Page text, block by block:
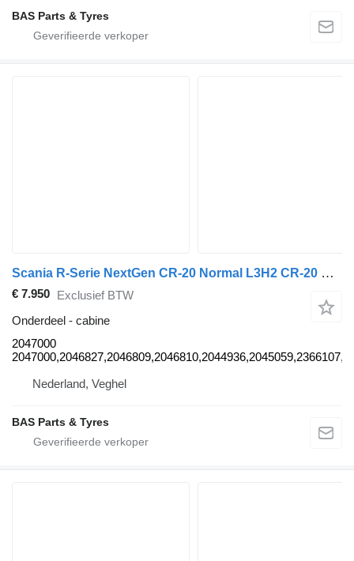
BAS Parts & Tyres
Scania R-Serie NextGen CR-20 Normal L3H2 CR-20 Normal L3H2 2047000 cabine voor Scania R-Serie NextGen vrachtwagen
€ 7.950 Exclusief BTW
Onderdeel - cabine
2047000
Nederland, Veghel
BAS Parts & Tyres